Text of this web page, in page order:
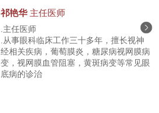
祁艳华 主任医师
.主任医师
.从事眼科临床工作三十多年，擅长视神
经相关疾病，葡萄膜炎，糖尿病视网膜病
变，视网膜血管阻塞，黄斑病变等常见眼
底病的诊治